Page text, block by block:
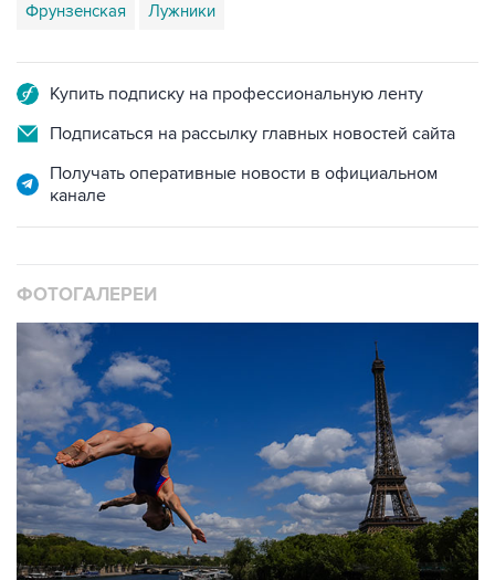
Фрунзенская Лужники
Купить подписку на профессиональную ленту
Подписаться на рассылку главных новостей сайта
Получать оперативные новости в официальном
канале
ФОТОГАЛЕРЕИ